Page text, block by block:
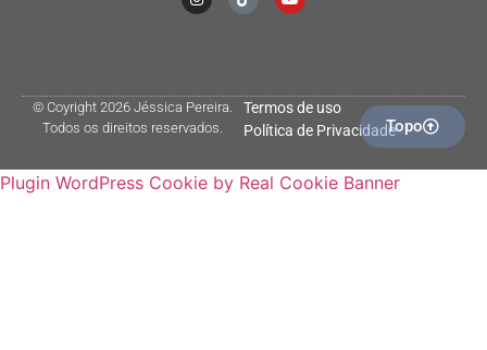
© Coyright 2026 Jéssica Pereira.
Todos os direitos reservados.
Termos de uso
Política de PrivacidadeTopo
Plugin WordPress Cookie by Real Cookie Banner